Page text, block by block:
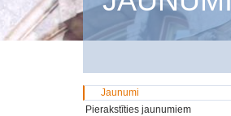
Jaunumi
Pierakstīties jaunumiem